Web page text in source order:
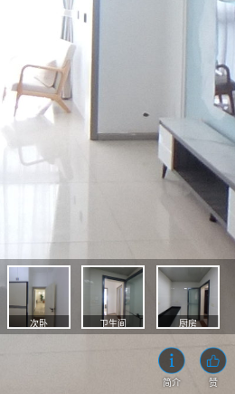
赞
简介
次卧 卫生间 厨房